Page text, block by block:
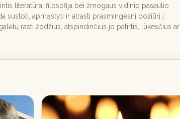
literatūra, filosofija bei žmogaus vidinio pasaulio
sustoti, apmąstyti ir atrasti prasmingesnį požiūrį į
rasti žodžius, atspindinčius jo patirtis, lūkesčius ar